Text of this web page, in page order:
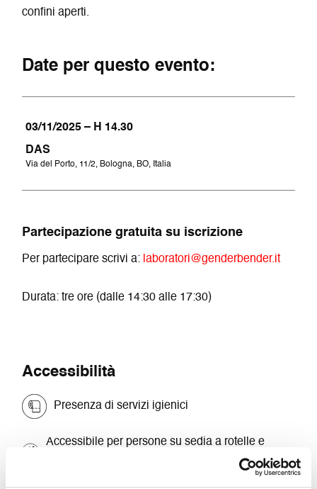
confini aperti.
Date per questo evento:
03/11/2025 – H 14.30
DAS
Via del Porto, 11/2, Bologna, BO, Italia
Partecipazione gratuita su iscrizione
Per partecipare scrivi a: laboratori@genderbender.it
Durata: tre ore (dalle 14:30 alle 17:30)
Accessibilità
Presenza di servizi igienici
Accessibile per persone su sedia a rotelle e